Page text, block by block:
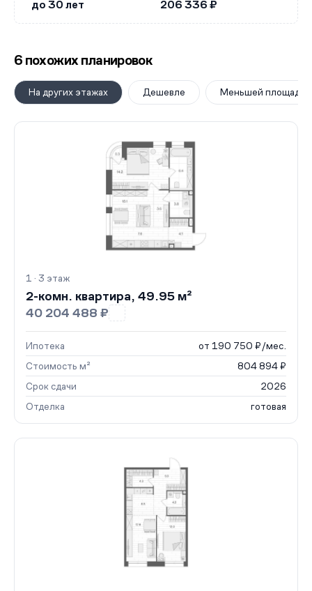
до 30 лет
206 336 ₽
6 похожих планировок
На других этажах Дешевле Меньшей площади
1 · 3 этаж
2-комн. квартира, 49.95 м²
40 204 488 ₽
Ипотека
от 190 750 ₽/мес.
Стоимость м²
804 894 ₽
Срок сдачи
2026
Отделка
готовая